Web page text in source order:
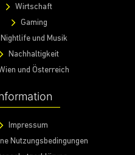
Wirtschaft
Gaming
Nightlife und Musik
Nachhaltigkeit
und Österreich
Impressum
Nutzungsbedingungen